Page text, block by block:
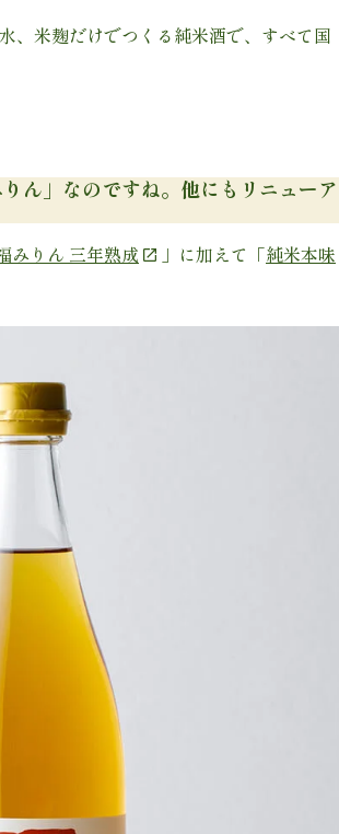
、米麹だけでつくる純米酒で、すべて国
ん」なのですね。他にもリニューア
みりん 三年熟成 」に加えて「純米本味